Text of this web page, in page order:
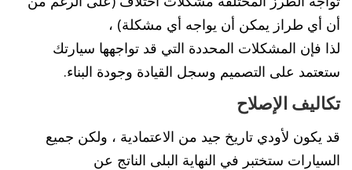
أن أي طراز يمكن أن يواجه أي مشكلة) ،
لذا فإن المشكلات المحددة التي قد تواجهها سيارتك
ستعتمد على التصميم وسجل القيادة وجودة البناء.
تكاليف الإصلاح
قد يكون لأودي تاريخ جيد من الاعتمادية ، ولكن جميع
السيارات ستختبر في النهاية البلى الناتج عن